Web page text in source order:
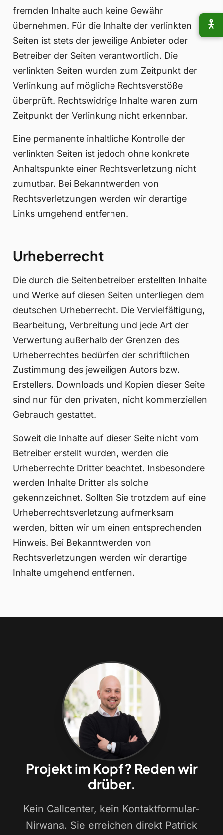
fremden Inhalte auch keine Gewähr
übernehmen. Für die Inhalte der verlinkten
Seiten ist stets der jeweilige Anbieter oder
Betreiber der Seiten verantwortlich. Die
verlinkten Seiten wurden zum Zeitpunkt der
Verlinkung auf mögliche Rechtsverstöße
überprüft. Rechtswidrige Inhalte waren zum
Zeitpunkt der Verlinkung nicht erkennbar.
Eine permanente inhaltliche Kontrolle der
verlinkten Seiten ist jedoch ohne konkrete
Anhaltspunkte einer Rechtsverletzung nicht
zumutbar. Bei Bekanntwerden von
Rechtsverletzungen werden wir derartige
Links umgehend entfernen.
Urheberrecht
Die durch die Seitenbetreiber erstellten Inhalte
und Werke auf diesen Seiten unterliegen dem
deutschen Urheberrecht. Die Vervielfältigung,
Bearbeitung, Verbreitung und jede Art der
Verwertung außerhalb der Grenzen des
Urheberrechtes bedürfen der schriftlichen
Zustimmung des jeweiligen Autors bzw.
Erstellers. Downloads und Kopien dieser Seite
sind nur für den privaten, nicht kommerziellen
Gebrauch gestattet.
Soweit die Inhalte auf dieser Seite nicht vom
Betreiber erstellt wurden, werden die
Urheberrechte Dritter beachtet. Insbesondere
werden Inhalte Dritter als solche
gekennzeichnet. Sollten Sie trotzdem auf eine
Urheberrechtsverletzung aufmerksam
werden, bitten wir um einen entsprechenden
Hinweis. Bei Bekanntwerden von
Rechtsverletzungen werden wir derartige
Inhalte umgehend entfernen.
Projekt im Kopf? Reden wir
drüber.
Kein Callcenter, kein Kontaktformular-
Nirwana. Sie erreichen direkt Patrick